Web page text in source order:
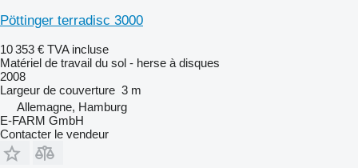
Pöttinger terradisc 3000
10 353 € TVA incluse
Matériel de travail du sol - herse à disques
2008
Largeur de couverture 3 m
Allemagne, Hamburg
E-FARM GmbH
Contacter le vendeur